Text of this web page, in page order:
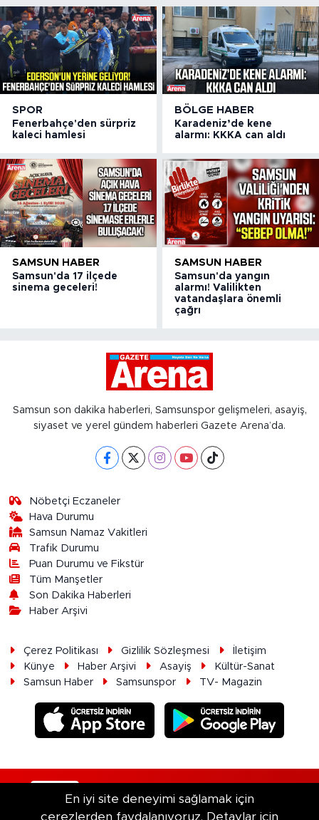
SPOR
Fenerbahçe'den sürpriz
kaleci hamlesi
BÖLGE HABER
Karadeniz’de kene
alarmı: KKKA can aldı
SAMSUN HABER
Samsun'da 17 ilçede
sinema geceleri!
SAMSUN HABER
Samsun'da yangın
alarmı! Valilikten
vatandaşlara önemli
çağrı
Samsun son dakika haberleri, Samsunspor gelişmeleri, asayiş,
siyaset ve yerel gündem haberleri Gazete Arena’da.
Nöbetçi Eczaneler
Hava Durumu
Samsun Namaz Vakitleri
Trafik Durumu
Puan Durumu ve Fikstür
Tüm Manşetler
Son Dakika Haberleri
Haber Arşivi
Çerez Politikası Gizlilik Sözleşmesi
İletişim
Künye
Haber Arşivi Asayiş
Kültür-Sanat
Samsun Haber
Samsunspor TV- Magazin
RSS Copyright © 2026. Her hakkı saklıdır.
En iyi site deneyimi sağlamak için
çerezlerden faydalanıyoruz. Detaylar için